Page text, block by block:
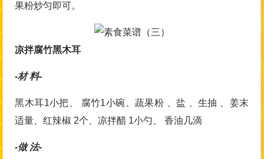
果粉炒匀即可。
凉拌腐竹黑木耳
-材 料-
黑木耳1小把、 腐竹1小碗、蔬果粉 、盐 、生抽 、姜末
适量、红辣椒 2个、凉拌醋 1小勺、 香油几滴
-做 法-